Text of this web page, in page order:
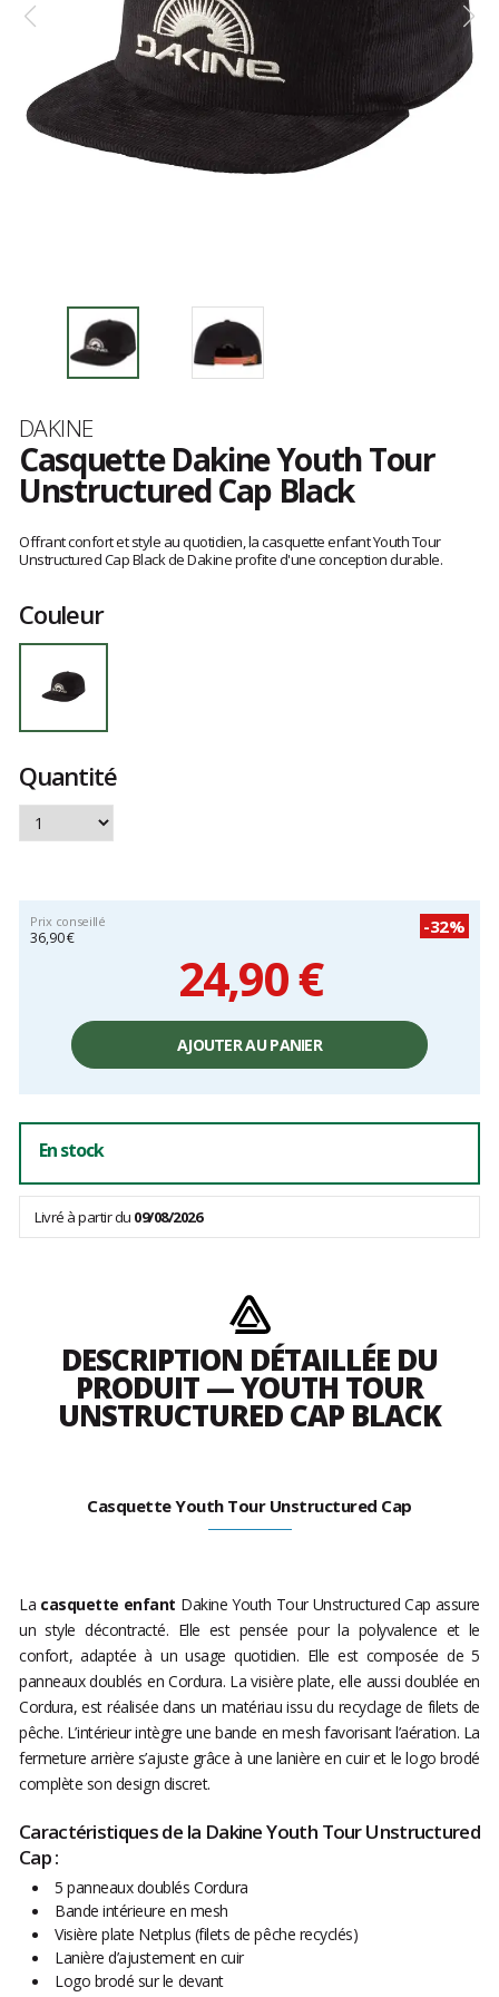
Marque
DAKINE
Casquette Dakine Youth Tour
Unstructured Cap Black
avis
clients
Offrant confort et style au quotidien, la casquette enfant Youth Tour
Unstructured Cap Black de Dakine profite d'une conception durable.
Couleur
Quantité
Prix conseillé
36,90 €
-32%
24,90 €
unitaire,
AJOUTER AU PANIER
En stock
Livré à partir du 09/08/2026
DESCRIPTION DÉTAILLÉE DU
PRODUIT — YOUTH TOUR
UNSTRUCTURED CAP BLACK
Casquette Youth Tour Unstructured Cap
La casquette enfant Dakine Youth Tour Unstructured Cap assure
un style décontracté. Elle est pensée pour la polyvalence et le
confort, adaptée à un usage quotidien. Elle est composée de 5
panneaux doublés en Cordura. La visière plate, elle aussi doublée en
Cordura, est réalisée dans un matériau issu du recyclage de filets de
pêche. L’intérieur intègre une bande en mesh favorisant l’aération. La
fermeture arrière s’ajuste grâce à une lanière en cuir et le logo brodé
complète son design discret.
Caractéristiques de la Dakine Youth Tour Unstructured
Cap :
5 panneaux doublés Cordura
Bande intérieure en mesh
Visière plate Netplus (filets de pêche recyclés)
Lanière d’ajustement en cuir
Logo brodé sur le devant